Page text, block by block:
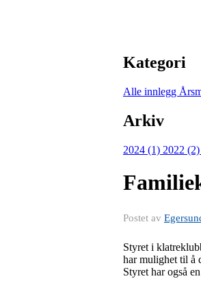
Kategori
Alle innlegg
Arkiv
2024 (1) 2022 (2)
Postet av
Styret i
har mulighet til å
Styret har også